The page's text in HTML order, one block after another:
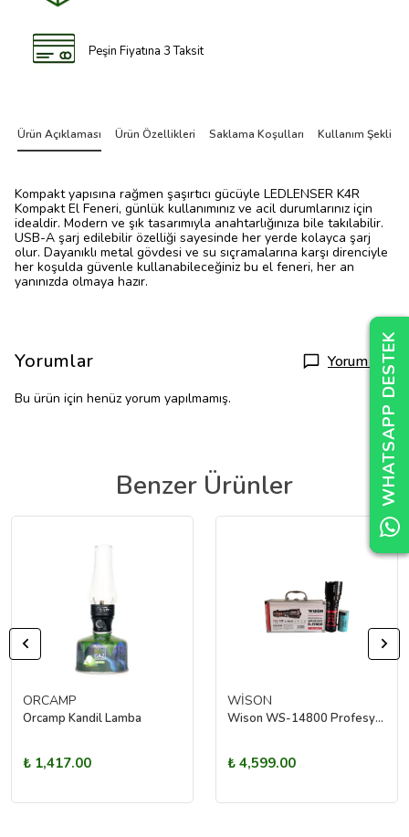
Peşin Fiyatına 3 Taksit
Ürün Açıklaması Ürün Özellikleri Saklama Koşulları Kullanım Şekli
Kompakt yapısına rağmen şaşırtıcı gücüyle LEDLENSER K4R
Kompakt El Feneri, günlük kullanımınız ve acil durumlarınız için
idealdir. Modern ve şık tasarımıyla anahtarlığınıza bile takılabilir.
USB-A şarj edilebilir özelliği sayesinde her yerde kolayca şarj
olur. Dayanıklı metal gövdesi ve su sıçramalarına karşı direnciyle
her koşulda güvenle kullanabileceğiniz bu el feneri, her an
yanınızda olmaya hazır.
Yorumlar Yorum Yap
Bu ürün için henüz yorum yapılmamış.
Benzer Ürünler
ORCAMP
Orcamp Kandil Lamba
₺ 1,417.00
WİSON
Wison WS-14800 Profesyonel Şarj Edilebilir El Feneri 8000 Lümen 80 Watt
₺ 4,599.00
WHATSAPP DESTEK
WHATSAPP DESTEK
WHATSAPP DESTEK